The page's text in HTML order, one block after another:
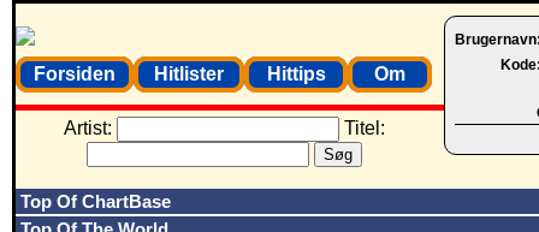
Forsiden Hitlister Hittips Om
Artist: Titel:
Top Of ChartBase